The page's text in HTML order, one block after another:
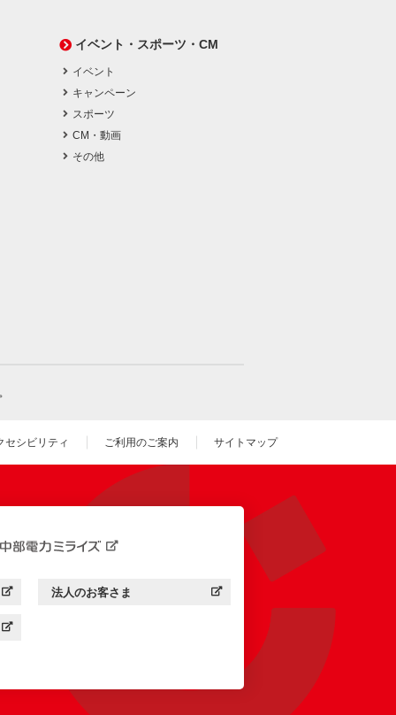
イベント・スポーツ・CM
イベント
キャンペーン
スポーツ
CM・動画
その他
セシビリティ ご利用のご案内 サイトマップ
中部電力ミライズ：
法人のお客さま
（新しいウィンドウを開きます）